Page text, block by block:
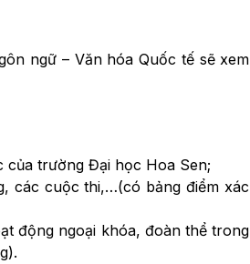
ngữ – Văn hóa Quốc tế sẽ xem
của trường Đại học Hoa Sen;
các cuộc thi,…(có bảng điểm xác
động ngoại khóa, đoàn thể trong